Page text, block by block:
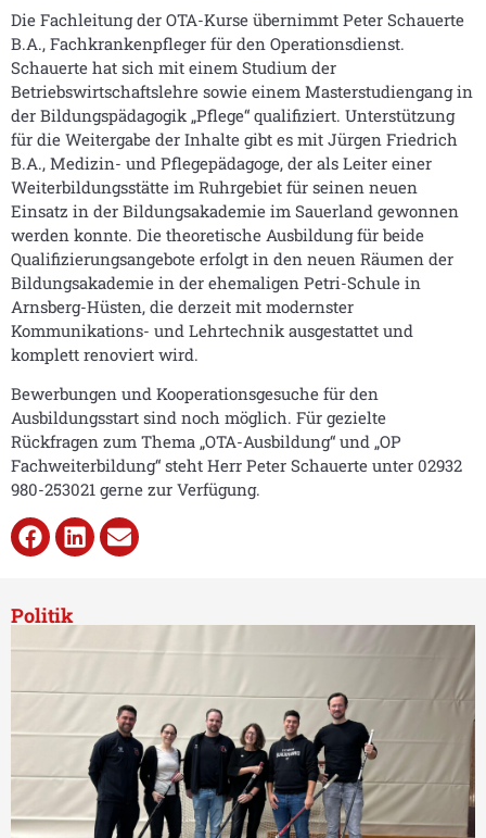
Die Fachleitung der OTA-Kurse übernimmt Peter Schauerte
B.A., Fachkrankenpfleger für den Operationsdienst.
Schauerte hat sich mit einem Studium der
Betriebswirtschaftslehre sowie einem Masterstudiengang in
der Bildungspädagogik „Pflege“ qualifiziert. Unterstützung
für die Weitergabe der Inhalte gibt es mit Jürgen Friedrich
B.A., Medizin- und Pflegepädagoge, der als Leiter einer
Weiterbildungsstätte im Ruhrgebiet für seinen neuen
Einsatz in der Bildungsakademie im Sauerland gewonnen
werden konnte. Die theoretische Ausbildung für beide
Qualifizierungsangebote erfolgt in den neuen Räumen der
Bildungsakademie in der ehemaligen Petri-Schule in
Arnsberg-Hüsten, die derzeit mit modernster
Kommunikations- und Lehrtechnik ausgestattet und
komplett renoviert wird.
Bewerbungen und Kooperationsgesuche für den
Ausbildungsstart sind noch möglich. Für gezielte
Rückfragen zum Thema „OTA-Ausbildung“ und „OP
Fachweiterbildung“ steht Herr Peter Schauerte unter 02932
980-253021 gerne zur Verfügung.
Politik